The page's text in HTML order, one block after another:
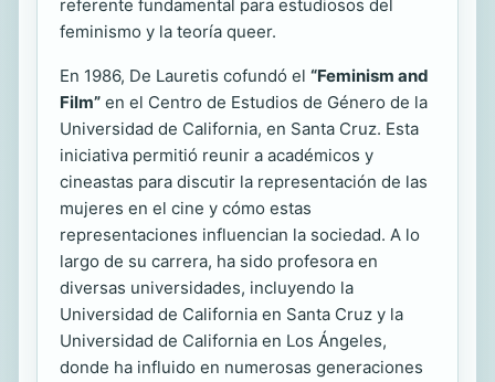
referente fundamental para estudiosos del
feminismo y la teoría queer.
En 1986, De Lauretis cofundó el “Feminism and
Film” en el Centro de Estudios de Género de la
Universidad de California, en Santa Cruz. Esta
iniciativa permitió reunir a académicos y
cineastas para discutir la representación de las
mujeres en el cine y cómo estas
representaciones influencian la sociedad. A lo
largo de su carrera, ha sido profesora en
diversas universidades, incluyendo la
Universidad de California en Santa Cruz y la
Universidad de California en Los Ángeles,
donde ha influido en numerosas generaciones